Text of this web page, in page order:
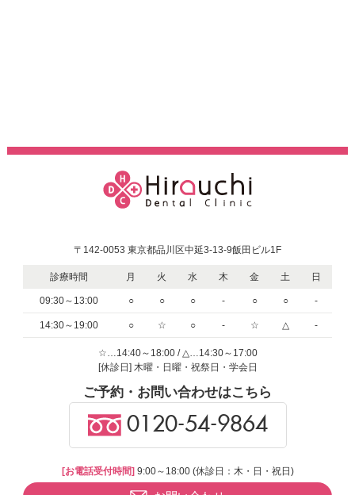
〒142-0053 東京都品川区中延3-13-9飯田ビル1F
診療時間 月 火 水 木 金 土 日
09:30～13:00 ○ ○ ○ - ○ ○ -
14:30～19:00 ○ ☆ ○ - ☆ △ -
☆…14:40～18:00 / △…14:30～17:00
[休診日] 木曜・日曜・祝祭日・学会日
ご予約・お問い合わせはこちら
0120-54-9864
[お電話受付時間] 9:00～18:00 (休診日：木・日・祝日)